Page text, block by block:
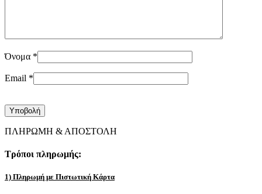
Όνομα *
Email *
ΠΛΗΡΩΜΗ & ΑΠΟΣΤΟΛΗ
Τρόποι πληρωμής:
1) Πληρωμή με Πιστωτική Κάρτα